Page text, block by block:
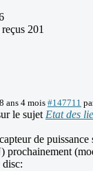
201
ans 4 mois #147711
le sujet Etat des
de puissance
prochainement
disc: